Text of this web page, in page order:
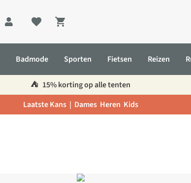
Shopping cart
Badmode Sporten Fietsen Reizen
⛺️ 15% korting op alle tenten
Laatste Kans | Dames Heren Kids